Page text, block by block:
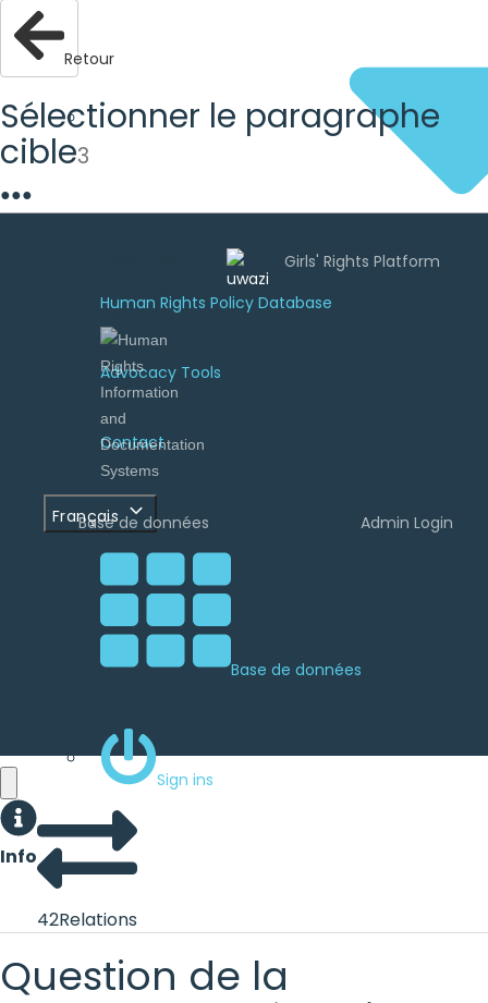
Human Rights Policy Database
Advocacy Tools
Contact
Français
Base de données
Sign ins
Retour
Sélectionner le paragraphe
cible3
●●●
par
Base de données Admin Login
Info
42Relations
Question de la